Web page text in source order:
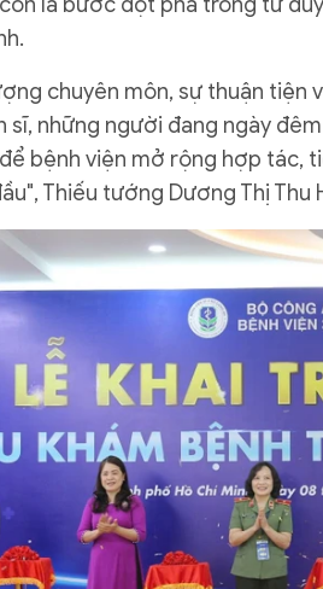
chuyên môn, sự thuận
sĩ, những người đang ngày
bệnh viện mở rộng hợp tác,
Thiếu tướng Dương Thị Thu